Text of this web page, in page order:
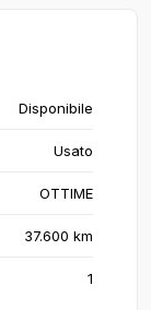
Disponibile
Usato
OTTIME
37.600 km
1